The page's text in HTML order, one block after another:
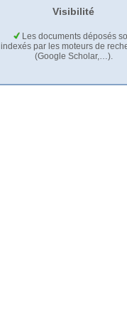
Visibilité
Les documents déposés
indexés par les moteurs de
(Google Scholar,…).